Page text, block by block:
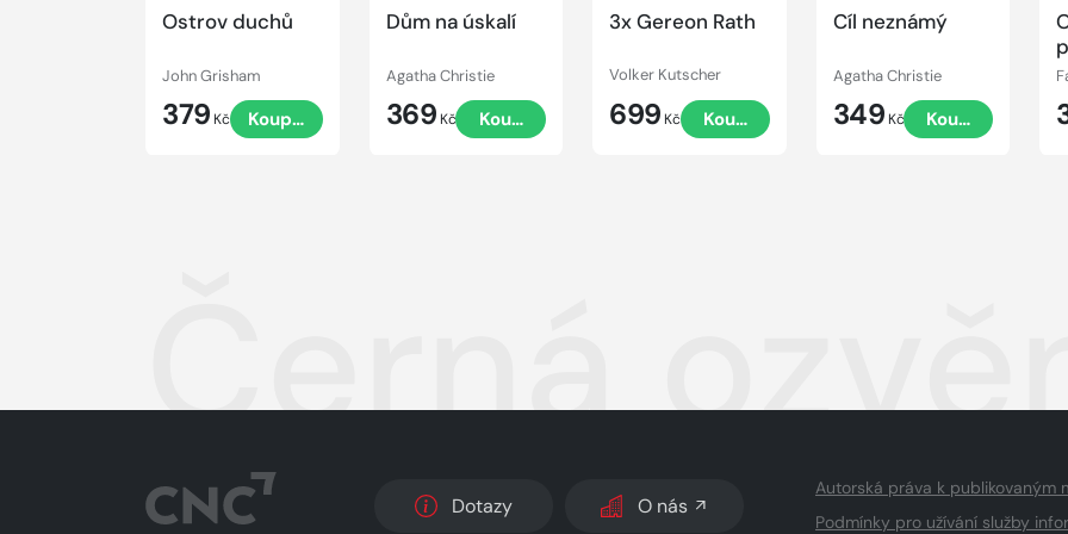
Ostrov duchů
John Grisham
379 Kč Koupit
Dům na úskalí
Agatha Christie
369 Kč Koupit
3x Gereon Rath
Volker Kutscher
699 Kč Koupit
Cíl neznámý
Agatha Christie
349 Kč Koupit
Černá
Dotazy O nás
Autorská práva k publikovaným
Podmínky pro užívání služby